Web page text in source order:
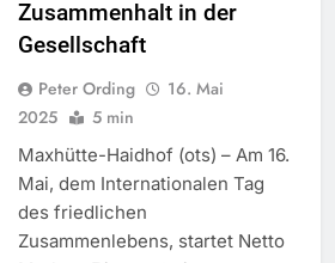
Zusammenhalt in der
Gesellschaft
Peter Ording
16. Mai
2025
5 min
Maxhütte-Haidhof (ots) – Am 16.
Mai, dem Internationalen Tag
des friedlichen
Zusammenlebens, startet Netto